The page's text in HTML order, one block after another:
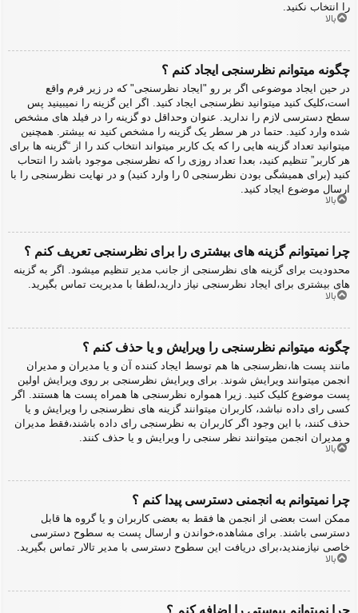
را انتخاب نکنید.
بالا
چگونه میتوانم نظرسنجی ایجاد کنم ؟
در حین ایجاد موضوعی اگر بر رو "ایجاد نظرسنجی" که در زیر فرم واقع
است،کلیک کنید میتوانید نظرسنجی ایجاد کنید. اگر این گزینه را نمیبینید پس
سطح دسترسی لازم را ندارید. عنوان وحداقل دو گزینه را در فیلد های مشخص
شده وارد کنید. حتما در هر سطر یک گزینه را مشخص کنید نه بیشتر. همچنین
میتوانید تعداد گزینه هایی را که یک کاربر میتواند انتخاب کند را از “گزینه ها برای
هر کاربر” تنظیم کنید، بعدا تعداد روزی را که نظرسنجی موجود باشد را انتحاب
کنید (برای همیشگی بودن نظرسنجی 0 را وارد کنید) و در نهایت نظرسنجی را با
ارسال موضوع ایجاد کنید.
بالا
چرا نمیتوانم گزینه های بیشتری را برای نظرسنجی تعریف کنم ؟
محدودیت برای گزینه های نظرسنجی از جانب مدیر تنظیم میشود. اگر به گزینه
های بیشتری برای ایجاد نظرسنجی نیاز دارید،لطفا با مدیریت تماس بگیرید.
بالا
چگونه میتوانم نظرسنجی را ویرایش و یا حذف کنم ؟
مانند پست ها،نظرسنجی ها هم توسط ایجاد کننده آن و یا مدیران و مدیران
انجمن میتوانند ویرایش شوند. برای ویرایش نظرسنجی بر روی ویرایش اولین
پست موضوع کلیک کنید. زیرا همواره نظرسنجی ها همراه پست ها هستند. اگر
کسی رای داده نباشد، کاربران میتوانند گزینه های نظرسنجی را ویرایش و یا
حذف کنند، با این وجود اگر کاربران به نظرسنجی رای داده باشند،فقط مدیران
و مدیران انجمن میتوانند نظر سنجی را ویرایش و یا حذف کنند.
بالا
چرا نمیتوانم به انجمنی دسترسی پیدا کنم ؟
ممکن است بعضی از انجمن ها فقط به بعضی کاربران و یا گروه ها قابل
دسترسی باشند. برای مشاهده،خواندن و ارسال پست به سطوح دسترسی
خاصی نیازمندید،برای دریافت این سطوح دسترسی با مدیر تالار تماس بگیرید.
بالا